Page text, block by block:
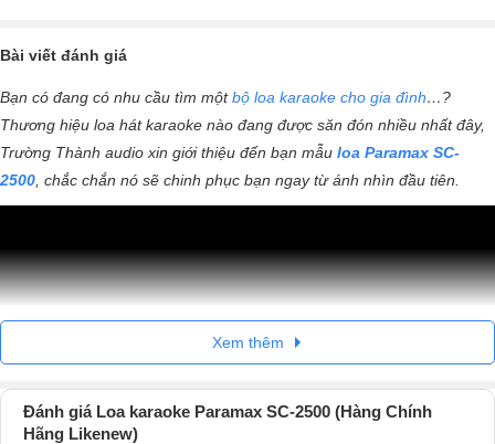
Bài viết đánh giá
Bạn có đang có nhu cầu tìm mộtbộ loa karaoke cho gia đình…?
Thương hiệu loa hát karaoke nào đang được săn đón nhiều nhất đây,
Trường Thành audio xin giới thiệu đến bạn mẫu loa Paramax SC-
2500 , chắc chắn nó sẽ chinh phục bạn ngay từ ánh nhìn đầu tiên.
Xem thêm
Đánh giá Loa karaoke Paramax SC-2500 (Hàng Chính
Hãng Likenew)